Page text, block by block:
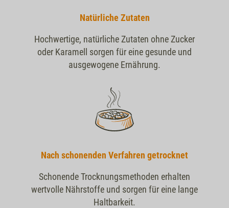
Natürliche Zutaten
Hochwertige, natürliche Zutaten ohne Zucker
oder Karamell sorgen für eine gesunde und
ausgewogene Ernährung.
Nach schonenden Verfahren getrocknet
Schonende Trocknungsmethoden erhalten
wertvolle Nährstoffe und sorgen für eine lange
Haltbarkeit.